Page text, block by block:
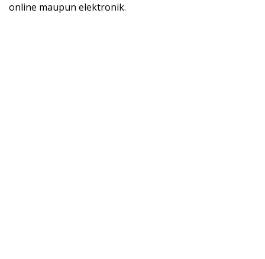
online maupun elektronik.